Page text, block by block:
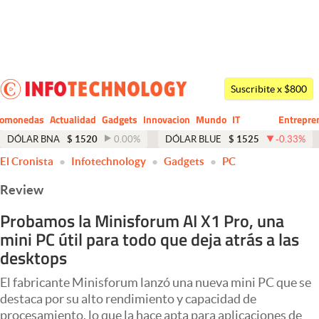
Dólar
Economía y Política
Finanzas y Mercados
Mercados Online
Negocios
Columnistas
Apertura
Suscribite x $800
Actualidad Gadgets Innovacion Mundo
CIO
IT
Business
DÓLAR BNA $ 1520 0.00% DÓLAR BLUE $ 1525 -0.33%
El Cronista Infotechnology Gadgets PC
Review
Probamos la Minisforum AI X1 Pro, una
mini PC útil para todo que deja atrás a las
desktops
El fabricante Minisforum lanzó una nueva mini PC que se
destaca por su alto rendimiento y capacidad de
procesamiento, lo que la hace apta para aplicaciones de